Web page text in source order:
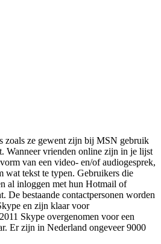
zoals ze gewent zijn bij MSN gebruik
Wanneer vrienden online zijn in je lijst
van een video- en/of audiogesprek,
wat tekst te typen. Gebruikers die
al inloggen met hun Hotmail of
De bestaande contactpersonen worden
en zijn klaar voor
Skype overgenomen voor een
Er zijn in Nederland ongeveer 9000